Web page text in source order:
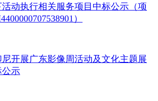
活动执行相关服务项目中标公示（项
）
开展广东影像周活动及文化主题展
公示